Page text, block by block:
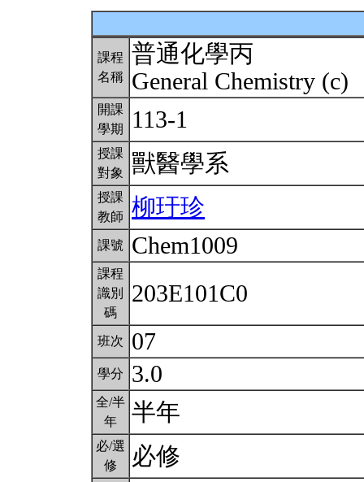
課程
名稱
普通化學丙
General Chemistry (c)
開課
學期
113-1
授課
對象
獸醫學系
授課
教師
柳玗珍
課號 Chem1009
課程
識別
碼
203E101C0
班次 07
學分 3.0
全/半
年
半年
必/選
修
必修